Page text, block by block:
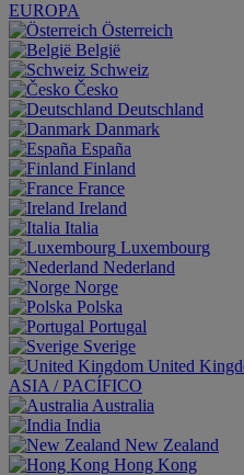
EUROPA
Österreich
België
Schweiz
Česko
Deutschland
Danmark
España
Finland
France
Ireland
Italia
Luxembourg
Nederland
Norge
Polska
Portugal
Sverige
United
ASIA / PACÍFICO
Australia
India
New Zealand
Hong Kong